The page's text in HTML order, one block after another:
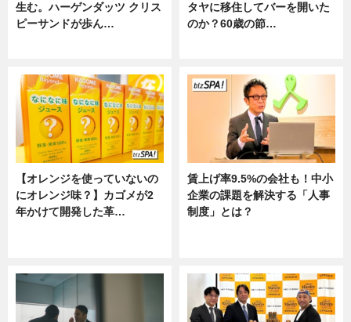
生む。ハーゲンダッツ クリス
ピーサンドが歩ん…
タヤに移住してバーを開いた
のか？60歳の節…
【オレンジを使っていないの
にオレンジ味？】カゴメが2
年かけて開発した革…
賃上げ率9.5%の会社も！中小
企業の課題を解決する「人事
制度」とは？